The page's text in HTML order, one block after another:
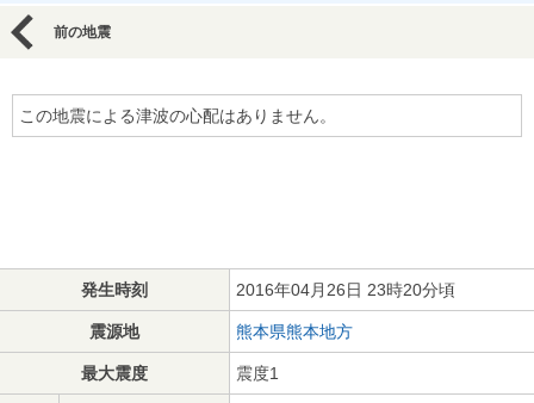
前の地震
この地震による津波の心配はありません。
発生時刻 2016年04月26日 23時20分頃
震源地 熊本県熊本地方
最大震度 震度1